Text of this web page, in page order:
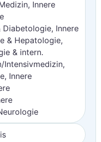
Innere
Innere
& Hepatologie,
& intern.
Intensivmedizin,
Innere